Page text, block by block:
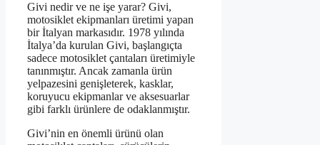
Givi nedir ve ne işe yarar? Givi,
motosiklet ekipmanları üretimi yapan
bir İtalyan markasıdır. 1978 yılında
İtalya’da kurulan Givi, başlangıçta
sadece motosiklet çantaları üretimiyle
tanınmıştır. Ancak zamanla ürün
yelpazesini genişleterek, kasklar,
koruyucu ekipmanlar ve aksesuarlar
gibi farklı ürünlere de odaklanmıştır.
Givi’nin en önemli ürünü olan